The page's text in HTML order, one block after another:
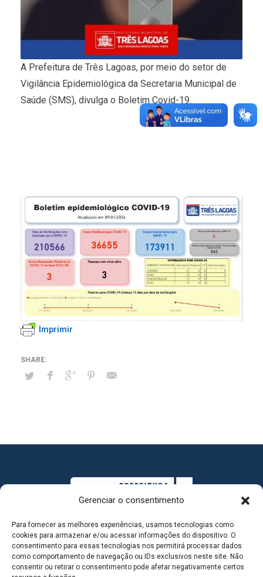
Gerenciar o consentimento
Para fornecer as melhores experiências, usamos tecnologias como
cookies para armazenar e/ou acessar informações do dispositivo. O
consentimento para essas tecnologias nos permitirá processar dados
como comportamento de navegação ou IDs exclusivos neste site. Não
consentir ou retirar o consentimento pode afetar negativamente certos
A Prefeitura de Três Lagoas, por meio do setor de
Vigilância Epidemiológica da Secretaria Municipal de
Saúde (SMS), divulga o Boletim Covid-19.
Imprimir
MAPA DO SITE